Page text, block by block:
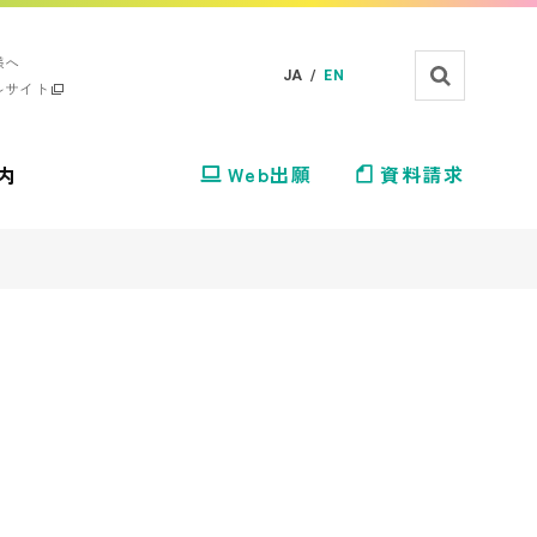
イト
JA / EN
Web出願 資料請求